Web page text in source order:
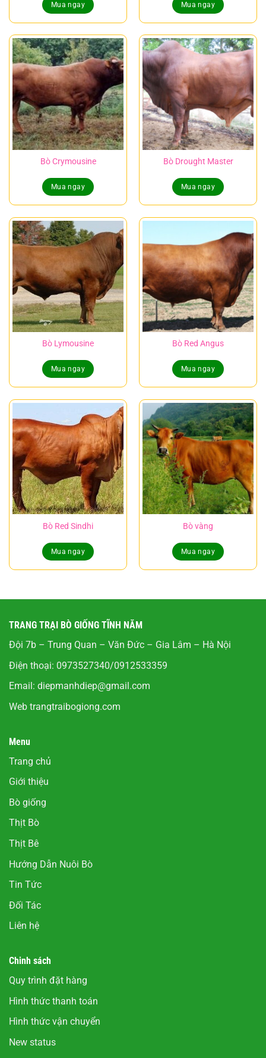
Mua ngay Mua ngay
Bò Crymousine
Mua ngay
Bò Drought Master
Mua ngay
Bò Lymousine
Mua ngay
Bò Red Angus
Mua ngay
Bò Red Sindhi
Mua ngay
Bò vàng
Mua ngay
TRANG TRẠI BÒ GIỐNG TĨNH NĂM
Đội 7b – Trung Quan – Văn Đức – Gia Lâm – Hà Nội
Điện thoại: 0973527340/0912533359
Email: diepmanhdiep@gmail.com
Web trangtraibogiong.com
Menu
Trang chủ
Giới thiệu
Bò giống
Thịt Bò
Thịt Bê
Hướng Dẫn Nuôi Bò
Tin Tức
Đối Tác
Liên hệ
Chinh sách
Quy trình đặt hàng
Hình thức thanh toán
Hình thức vận chuyển
New status